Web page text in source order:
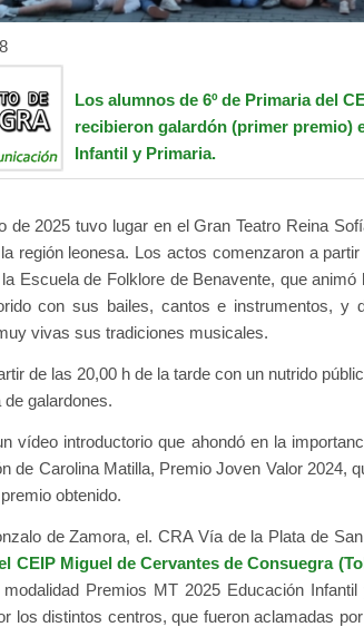
Los alumnos de 6º de Primaria del
recibieron galardón (primer premio)
Infantil y Primaria.
de 2025 tuvo lugar en el Gran Teatro Reina
región leonesa. Los actos comenzaron a
Escuela de Folklore de Benavente, que
con sus bailes, cantos e instrumentos, y
vivas sus tradiciones musicales.
de las 20,00 h de la tarde con un nutrido
galardones.
vídeo introductorio que ahondó en la
de Carolina Matilla, Premio Joven Valor 2024,
obtenido.
de Zamora, el. CRA Vía de la Plata de
CEIP Miguel de Cervantes de Consuegra
Premios MT 2025 Educación
los distintos centros, que fueron aclamadas